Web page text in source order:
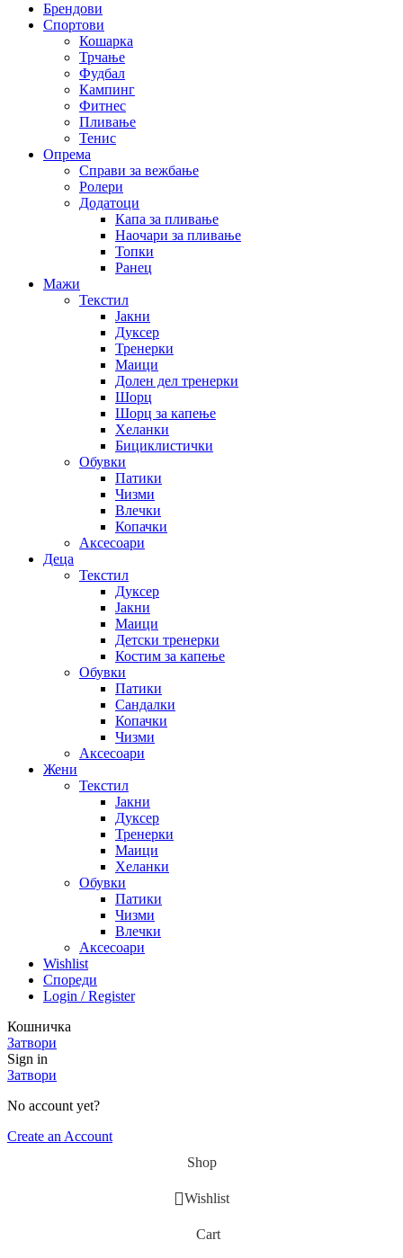
Брендови
Спортови
Кошарка
Трчање
Фудбал
Кампинг
Фитнес
Пливање
Тенис
Опрема
Справи за вежбање
Ролери
Додатоци
Капа за пливање
Наочари за пливање
Топки
Ранец
Мажи
Текстил
Јакни
Дуксер
Тренерки
Маици
Долен дел тренерки
Шорц
Шорц за капење
Хеланки
Бициклистички
Обувки
Патики
Чизми
Влечки
Копачки
Аксесоари
Деца
Текстил
Дуксер
Јакни
Маици
Детски тренерки
Костим за капење
Обувки
Патики
Сандалки
Копачки
Чизми
Аксесоари
Жени
Текстил
Јакни
Дуксер
Тренерки
Маици
Хеланки
Обувки
Патики
Чизми
Влечки
Аксесоари
Wishlist
Спореди
Login / Register
Кошничка
Затвори
Sign in
Затвори
No account yet?
Create an Account
Shop
Wishlist
Cart